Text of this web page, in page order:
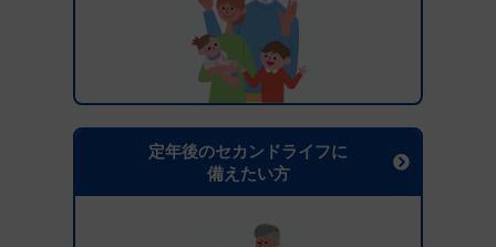
定年後のセカンドライフに
備えたい方